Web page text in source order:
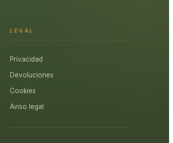
LEGAL
Privacidad
Devoluciones
Cookies
Aviso legal